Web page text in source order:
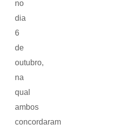
no
dia
6
de
outubro,
na
qual
ambos
concordaram